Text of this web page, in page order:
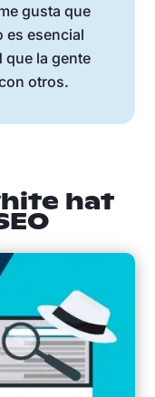
gusta que
es esencial
que la gente
otros.
hat